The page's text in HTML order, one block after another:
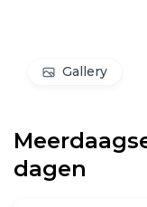
Gallery
dagen